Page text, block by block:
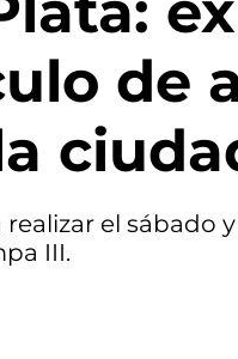
de
realizar el
III.